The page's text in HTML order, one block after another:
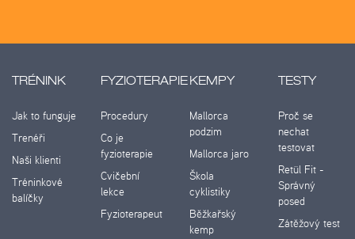
TRÉNINK
Jak to funguje
Trenéři
Naši klienti
Tréninkové
balíčky
FYZIOTERAPIE
Procedury
Co je
fyzioterapie
Cvičební
lekce
Fyzioterapeut
KEMPY
Mallorca
podzim
Mallorca jaro
Škola
cyklistiky
Běžkařský
kemp
TESTY
Proč se
nechat
testovat
Retül Fit -
Správný
posed
Zátěžový test